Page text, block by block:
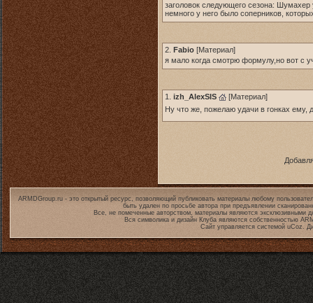
заголовок следующего сезона: Шумахер
немного у него было соперников,
2. Fabio [Материал]
я мало когда смотрю формулу,но вот с
1. izh_AlexSIS [Материал]
Ну что же, пожелаю удачи в гонках ему,
ARMDGroup.ru - это открытый ресурс, позволяющий публиковать материалы любому
быть удален по просьбе автора при предъявлении
Все, не помеченные авторством, материалы являются эксклюзивными
Вся символика и дизайн Клуба являются собственностью
Сайт управляется системой uCoz.